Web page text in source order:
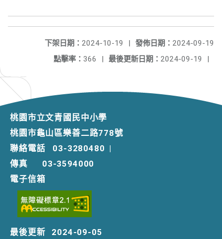
發佈日期： 2024-09-19
下架日期： 2024-10-19
|
最後更新日期： 2024-09-19 |
點擊率： 366 |
桃園市立文青國民中小學
桃園市龜山區樂善二路778號
聯絡電話
03-3280480 |
傳真
03-3594000
電子信箱
最後更新 2024-09-05